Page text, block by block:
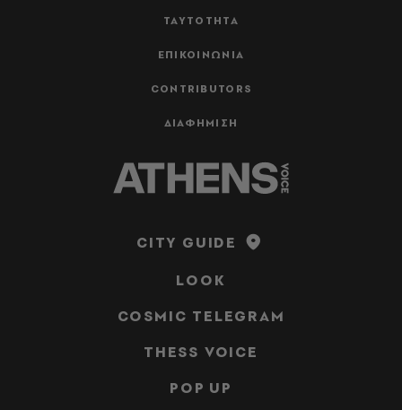
ΤΑΥΤΟΤΗΤΑ
ΕΠΙΚΟΙΝΩΝΙΑ
CONTRIBUTORS
ΔΙΑΦΗΜΙΣΗ
CITY GUIDE
LOOK
COSMIC TELEGRAM
THESS VOICE
POP UP